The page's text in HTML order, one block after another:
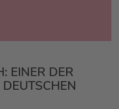
EINER DER